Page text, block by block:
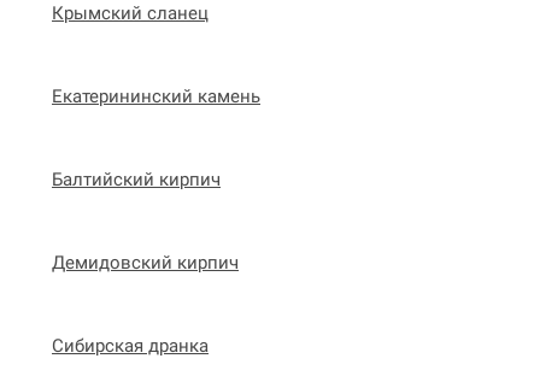
Крымский сланец
Екатерининский камень
Балтийский кирпич
Демидовский кирпич
Сибирская дранка